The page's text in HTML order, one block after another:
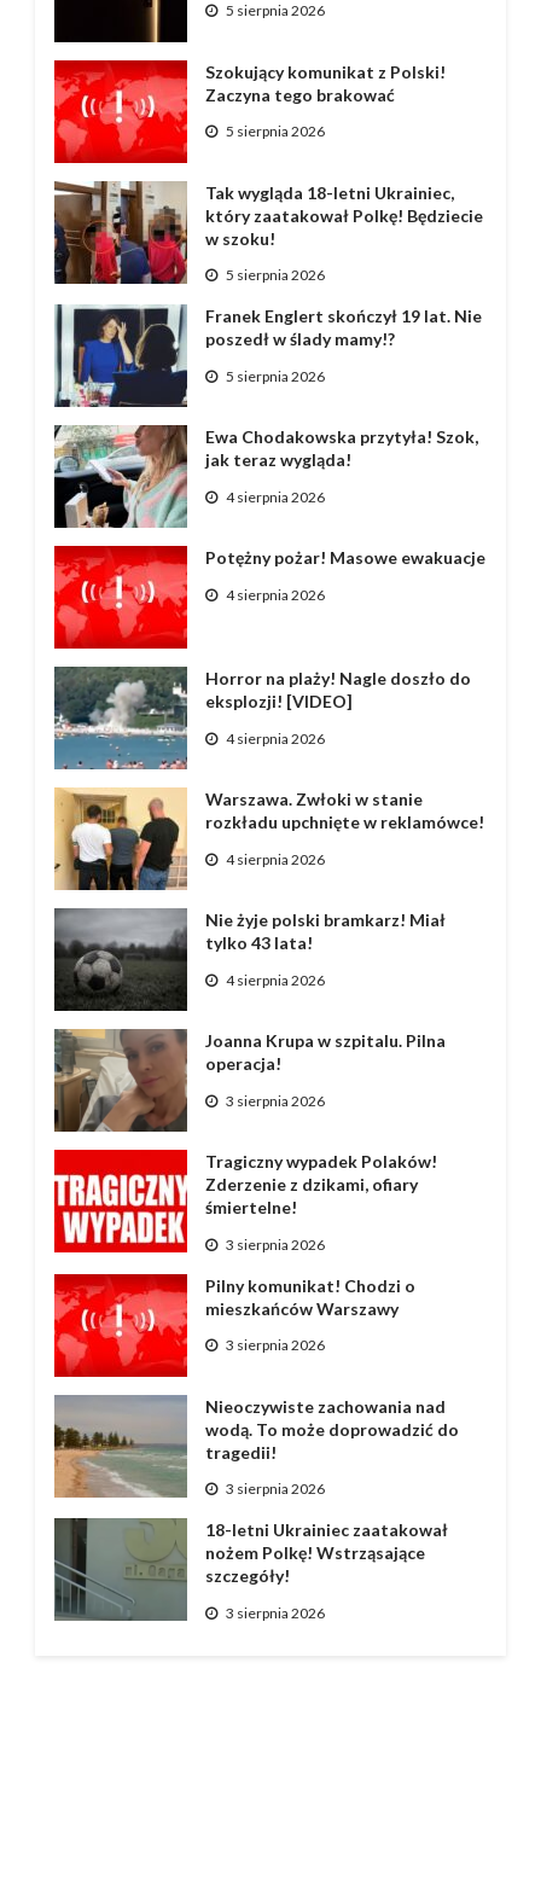
5 sierpnia 2026
Szokujący komunikat z Polski!
Zaczyna tego brakować
5 sierpnia 2026
Tak wygląda 18-letni Ukrainiec,
który zaatakował Polkę! Będziecie
w szoku!
5 sierpnia 2026
Franek Englert skończył 19 lat. Nie
poszedł w ślady mamy!?
5 sierpnia 2026
Ewa Chodakowska przytyła! Szok,
jak teraz wygląda!
4 sierpnia 2026
Potężny pożar! Masowe ewakuacje
4 sierpnia 2026
Horror na plaży! Nagle doszło do
eksplozji! [VIDEO]
4 sierpnia 2026
Warszawa. Zwłoki w stanie
rozkładu upchnięte w reklamówce!
4 sierpnia 2026
Nie żyje polski bramkarz! Miał
tylko 43 lata!
4 sierpnia 2026
Joanna Krupa w szpitalu. Pilna
operacja!
3 sierpnia 2026
Tragiczny wypadek Polaków!
Zderzenie z dzikami, ofiary
śmiertelne!
3 sierpnia 2026
Pilny komunikat! Chodzi o
mieszkańców Warszawy
3 sierpnia 2026
Nieoczywiste zachowania nad
wodą. To może doprowadzić do
tragedii!
3 sierpnia 2026
18-letni Ukrainiec zaatakował
nożem Polkę! Wstrząsające
szczegóły!
3 sierpnia 2026